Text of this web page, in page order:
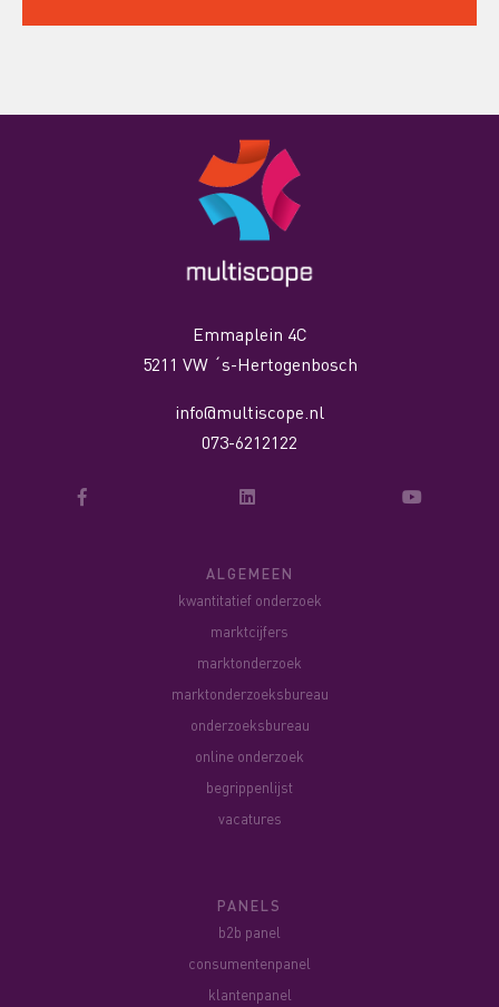
Emmaplein 4C
5211 VW ´s-Hertogenbosch
info@multiscope.nl
073-6212122
ALGEMEEN
kwantitatief onderzoek
marktcijfers
marktonderzoek
marktonderzoeksbureau
onderzoeksbureau
online onderzoek
begrippenlijst
vacatures
PANELS
b2b panel
consumentenpanel
klantenpanel